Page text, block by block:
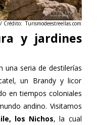
Crédito: Turismodeestreellas.com
y jardines
seria de destilerías
en tiempos coloniales
andino. Visitamos
los Nichos
este paraíso terrenal y